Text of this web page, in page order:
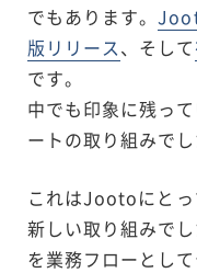
でもあります。
版リリース、そして
です。
中でも印象に残っ
ートの取り組みでし
これはJootoにとっ
新しい取り組みで
を業務フローとし